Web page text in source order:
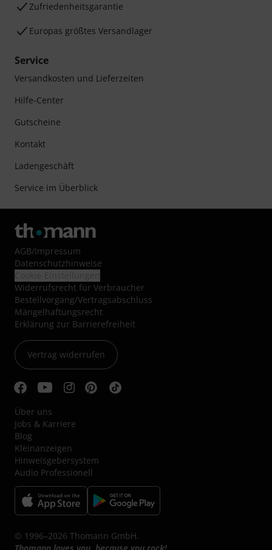
Zufriedenheitsgarantie
Europas größtes Versandlager
Service
Versandkosten und Lieferzeiten
Hilfe-Center
Gutscheine
Kontakt
Ladengeschäft
Service im Überblick
AGB/Impressum
Datenschutzhinweise
Widerrufsrecht für Verbraucher
Bestellvorgang/Vertragsabschluss
Mängelhaftungsrecht
Erklärung zur Barrierefreiheit
Vertrag widerrufen
Über uns
Jobs & Karriere
Blog
Kleinanzeigen
Hinweisgebersystem
Audio Professionell
© 1996–2026 Thomann GmbH.